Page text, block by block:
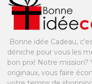
Bonne idée Cadeau,
déniche pour vous les
bon prix! Notre
originaux, vous faire